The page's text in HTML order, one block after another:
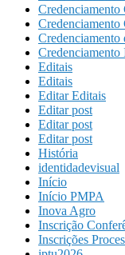
Credenciamento
Credenciamento
Credenciamento
Credenciamento
Editais
Editais
Editar Editais
Editar post
Editar post
Editar post
História
identidadevisual
Início
Início PMPA
Inova Agro
Inscrição
Inscrições